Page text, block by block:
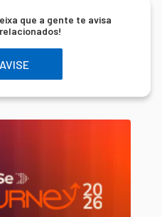
que a gente te avisa